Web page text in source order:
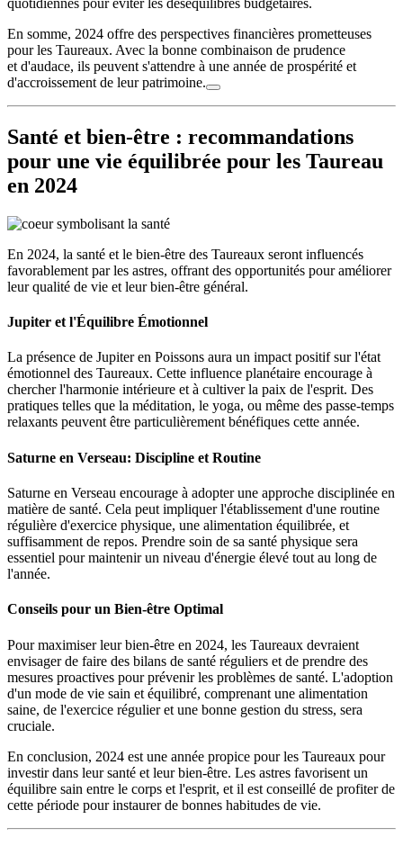
quotidiennes pour éviter les déséquilibres budgétaires.
En somme, 2024 offre des perspectives financières prometteuses
pour les Taureaux. Avec la bonne combinaison de prudence
et d'audace, ils peuvent s'attendre à une année de prospérité et
d'accroissement de leur patrimoine.
Santé et bien-être : recommandations
pour une vie équilibrée pour les Taureau
en 2024
En 2024, la santé et le bien-être des Taureaux seront influencés
favorablement par les astres, offrant des opportunités pour améliorer
leur qualité de vie et leur bien-être général.
Jupiter et l'Équilibre Émotionnel
La présence de Jupiter en Poissons aura un impact positif sur l'état
émotionnel des Taureaux. Cette influence planétaire encourage à
chercher l'harmonie intérieure et à cultiver la paix de l'esprit. Des
pratiques telles que la méditation, le yoga, ou même des passe-temps
relaxants peuvent être particulièrement bénéfiques cette année.
Saturne en Verseau: Discipline et Routine
Saturne en Verseau encourage à adopter une approche disciplinée en
matière de santé. Cela peut impliquer l'établissement d'une routine
régulière d'exercice physique, une alimentation équilibrée, et
suffisamment de repos. Prendre soin de sa santé physique sera
essentiel pour maintenir un niveau d'énergie élevé tout au long de
l'année.
Conseils pour un Bien-être Optimal
Pour maximiser leur bien-être en 2024, les Taureaux devraient
envisager de faire des bilans de santé réguliers et de prendre des
mesures proactives pour prévenir les problèmes de santé. L'adoption
d'un mode de vie sain et équilibré, comprenant une alimentation
saine, de l'exercice régulier et une bonne gestion du stress, sera
cruciale.
En conclusion, 2024 est une année propice pour les Taureaux pour
investir dans leur santé et leur bien-être. Les astres favorisent un
équilibre sain entre le corps et l'esprit, et il est conseillé de profiter de
cette période pour instaurer de bonnes habitudes de vie.